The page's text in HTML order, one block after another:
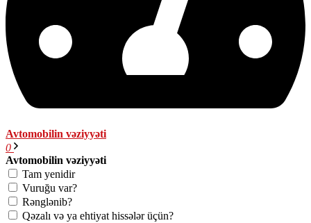
Avtomobilin vəziyyəti
0
Avtomobilin vəziyyəti
Tam yenidir
Vuruğu var?
Rənglənib?
Qəzalı və ya ehtiyat hissələr üçün?